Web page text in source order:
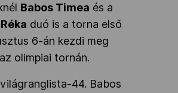
Babos Timea és a
duó is a torna első
6-án kezdi meg
olimpiai tornán.
44. Babos